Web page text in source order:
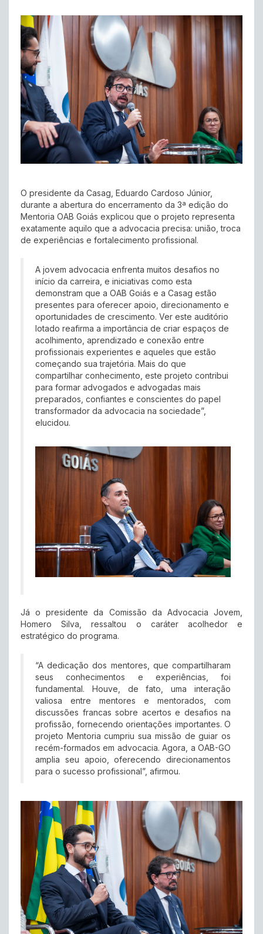
O presidente da Casag, Eduardo Cardoso Júnior,
durante a abertura do encerramento da 3ª edição do
Mentoria OAB Goiás explicou que o projeto representa
exatamente aquilo que a advocacia precisa: união, troca
de experiências e fortalecimento profissional.
A jovem advocacia enfrenta muitos desafios no
início da carreira, e iniciativas como esta
demonstram que a OAB Goiás e a Casag estão
presentes para oferecer apoio, direcionamento e
oportunidades de crescimento. Ver este auditório
lotado reafirma a importância de criar espaços de
acolhimento, aprendizado e conexão entre
profissionais experientes e aqueles que estão
começando sua trajetória. Mais do que
compartilhar conhecimento, este projeto contribui
para formar advogados e advogadas mais
preparados, confiantes e conscientes do papel
transformador da advocacia na sociedade”,
elucidou.
Já o presidente da Comissão da Advocacia Jovem,
Homero Silva, ressaltou o caráter acolhedor e
estratégico do programa.
“A dedicação dos mentores, que compartilharam
seus conhecimentos e experiências, foi
fundamental. Houve, de fato, uma interação
valiosa entre mentores e mentorados, com
discussões francas sobre acertos e desafios na
profissão, fornecendo orientações importantes. O
projeto Mentoria cumpriu sua missão de guiar os
recém-formados em advocacia. Agora, a OAB-GO
amplia seu apoio, oferecendo direcionamentos
para o sucesso profissional”, afirmou.